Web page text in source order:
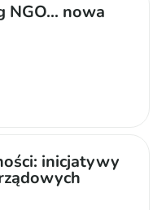
NGO... nowa
inicjatywy